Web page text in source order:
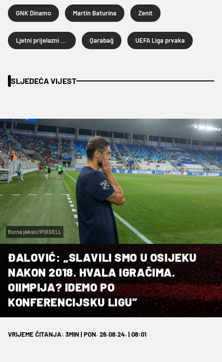
GNK Dinamo Martin Baturina Zenit
Qarabağ UEFA Liga prvaka
SLJEDEĆA VIJEST
Borna jaksic/PIXSELL
ĐALOVIĆ: „SLAVILI SMO U OSIJEKU
NAKON 2018. HVALA IGRAČIMA.
OIIMPIJA? IDEMO PO
KONFERENCIJSKU LIGU”
VRIJEME ČITANJA: 3MIN | PON. 26.08.24. | 08:01